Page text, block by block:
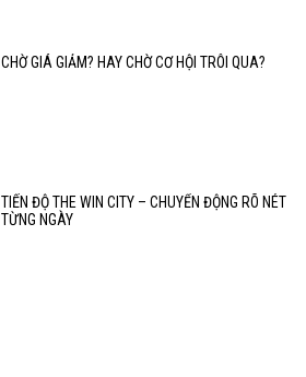
CHỜ GIÁ GIẢM? HAY CHỜ CƠ HỘI TRÔI QUA?
TIẾN ĐỘ THE WIN CITY – CHUYỂN ĐỘNG RÕ NÉT
TỪNG NGÀY